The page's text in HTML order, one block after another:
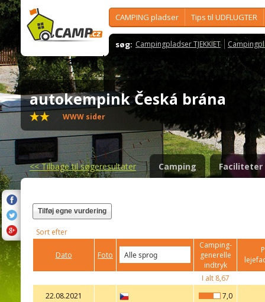
CAMPING pladser Tips til UDFLUGTER
søg: Campingpladser TJEKKIET
autokempink Česká brána
WWW sider
<<Tilbage til søgeresultater Camping Faciliteter
Tilføj egne vurdering
Sort efter
Dato Foto
Camping-
generelle
indtryk
I alt8,67
22.08.2021
7,0